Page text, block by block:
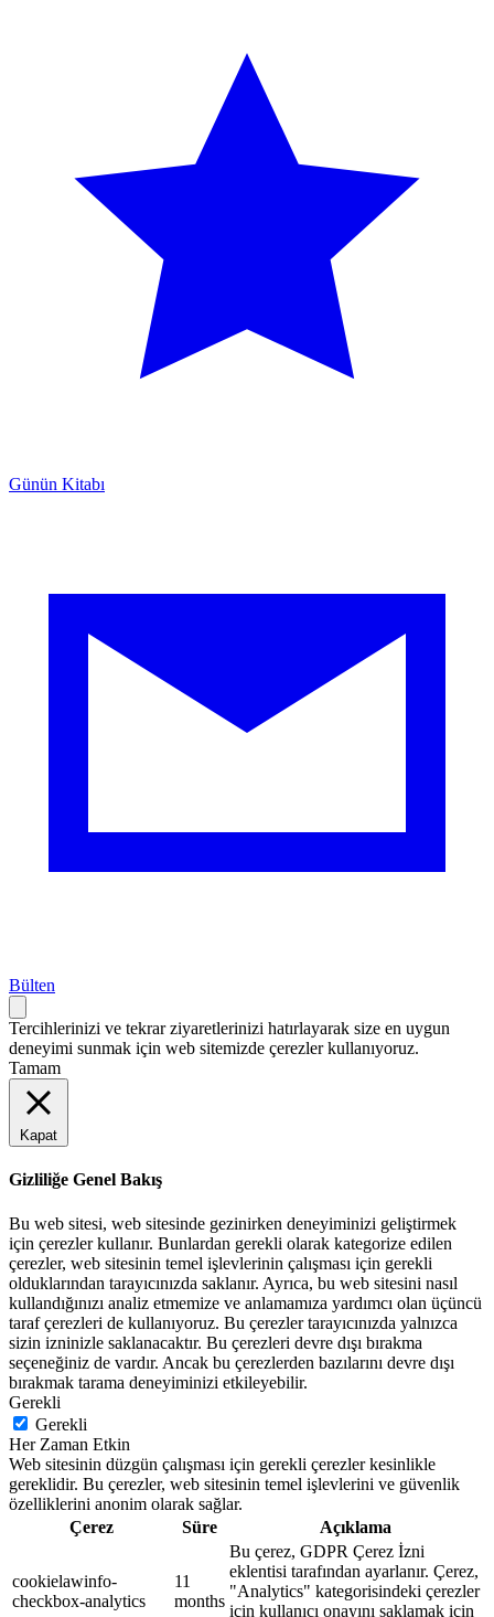
Günün Kitabı
Bülten
Tercihlerinizi ve tekrar ziyaretlerinizi hatırlayarak size en uygun
deneyimi sunmak için web sitemizde çerezler kullanıyoruz.
Tamam
Kapat
Gizliliğe Genel Bakış
Bu web sitesi, web sitesinde gezinirken deneyiminizi geliştirmek
için çerezler kullanır. Bunlardan gerekli olarak kategorize edilen
çerezler, web sitesinin temel işlevlerinin çalışması için gerekli
olduklarından tarayıcınızda saklanır. Ayrıca, bu web sitesini nasıl
kullandığınızı analiz etmemize ve anlamamıza yardımcı olan üçüncü
taraf çerezleri de kullanıyoruz. Bu çerezler tarayıcınızda yalnızca
sizin izninizle saklanacaktır. Bu çerezleri devre dışı bırakma
seçeneğiniz de vardır. Ancak bu çerezlerden bazılarını devre dışı
bırakmak tarama deneyiminizi etkileyebilir.
Gerekli
Gerekli
Her Zaman Etkin
Web sitesinin düzgün çalışması için gerekli çerezler kesinlikle
gereklidir. Bu çerezler, web sitesinin temel işlevlerini ve güvenlik
özelliklerini anonim olarak sağlar.
Çerez
Süre Açıklama
cookielawinfo-
checkbox-analytics
11
months
Bu çerez, GDPR Çerez İzni
eklentisi tarafından ayarlanır. Çerez,
"Analytics" kategorisindeki çerezler
için kullanıcı onayını saklamak için